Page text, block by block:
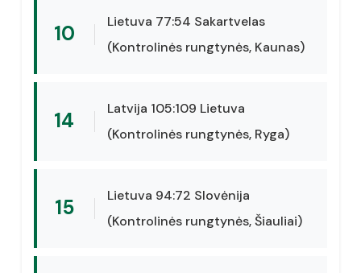
10
Lietuva 77:54 Sakartvelas
(Kontrolinės rungtynės, Kaunas)
14
Latvija 105:109 Lietuva
(Kontrolinės rungtynės, Ryga)
15
Lietuva 94:72 Slovėnija
(Kontrolinės rungtynės, Šiauliai)